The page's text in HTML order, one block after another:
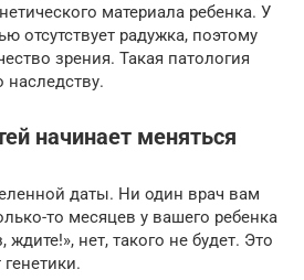
материала ребенка. У
отсутствует радужка, поэтому
зрения. Такая патология
наследству.
начинает меняться
даты. Ни один врач вам
то месяцев у вашего ребенка
ждите!», нет, такого не будет. Это